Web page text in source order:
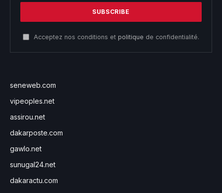
Acceptez nos conditions et politique de confidentialité.
seneweb.com
vipeoples.net
assirou.net
dakarposte.com
gawlo.net
sunugal24.net
dakaractu.com